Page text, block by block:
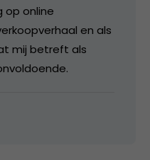
op online
en als
mij betreft als